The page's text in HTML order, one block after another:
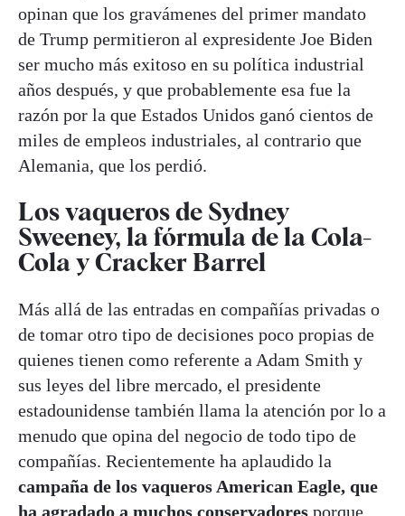
opinan que los gravámenes del primer mandato
de Trump permitieron al expresidente Joe Biden
ser mucho más exitoso en su política industrial
años después, y que probablemente esa fue la
razón por la que Estados Unidos ganó cientos de
miles de empleos industriales, al contrario que
Alemania, que los perdió.
Los vaqueros de Sydney
Sweeney, la fórmula de la Cola-
Cola y Cracker Barrel
Más allá de las entradas en compañías privadas o
de tomar otro tipo de decisiones poco propias de
quienes tienen como referente a Adam Smith y
sus leyes del libre mercado, el presidente
estadounidense también llama la atención por lo a
menudo que opina del negocio de todo tipo de
compañías. Recientemente ha aplaudido la
campaña de los vaqueros American Eagle, que
ha agradado a muchos conservadores porque